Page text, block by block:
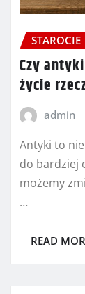
STAROCIE
Czy
życie
admin
Antyki to
do bardziej
możemy
…
READ